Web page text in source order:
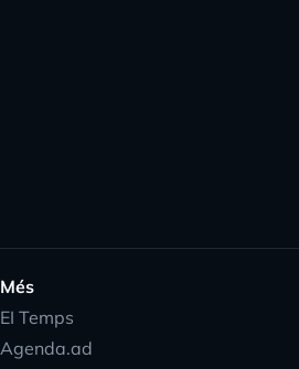
Més
EI Temps
Agenda.ad